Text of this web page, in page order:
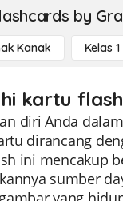
by
Kanak Kelas 1
kartu
diri Anda
dirancang
ini mencakup
sumber